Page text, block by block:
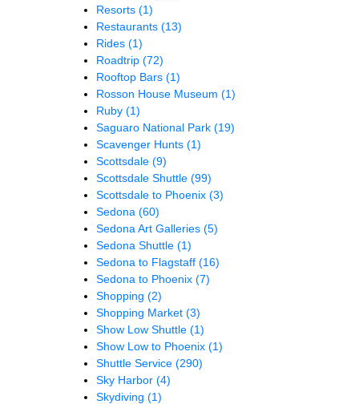
Resorts (1)
Restaurants (13)
Rides (1)
Roadtrip (72)
Rooftop Bars (1)
Rosson House Museum (1)
Ruby (1)
Saguaro National Park (19)
Scavenger Hunts (1)
Scottsdale (9)
Scottsdale Shuttle (99)
Scottsdale to Phoenix (3)
Sedona (60)
Sedona Art Galleries (5)
Sedona Shuttle (1)
Sedona to Flagstaff (16)
Sedona to Phoenix (7)
Shopping (2)
Shopping Market (3)
Show Low Shuttle (1)
Show Low to Phoenix (1)
Shuttle Service (290)
Sky Harbor (4)
Skydiving (1)